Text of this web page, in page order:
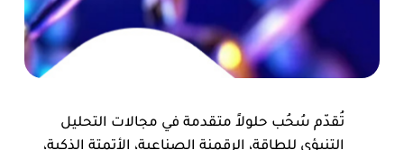
تُقدّم سُحُب حلولاً متقدمة في مجالات التحليل